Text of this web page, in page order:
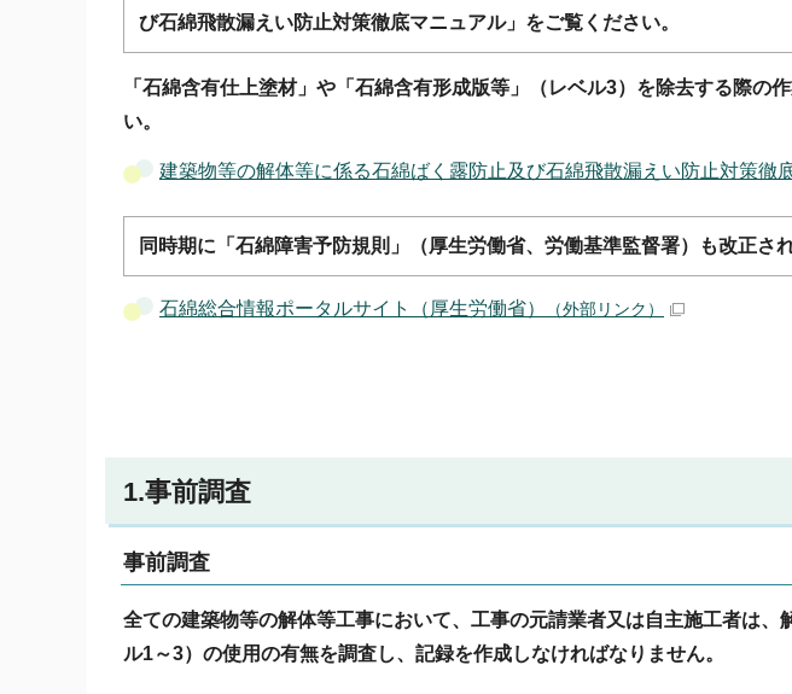
び石綿飛散漏えい防止対策徹底マニュアル」をご覧ください。
「石綿含有仕上塗材」や「石綿含有形成版等」（レベル3）を除去する際の
い。
建築物等の解体等に係る石綿ばく露防止及び石綿飛散漏えい防止対策徹
同時期に「石綿障害予防規則」（厚生労働省、労働基準監督署）も改正さ
石綿総合情報ポータルサイト（厚生労働省） （外部リンク）
1.事前調査
事前調査
全ての建築物等の解体等工事において、工事の元請業者又は自主施工者は
ル1～3）の使用の有無を調査し、記録を作成しなければなりません。